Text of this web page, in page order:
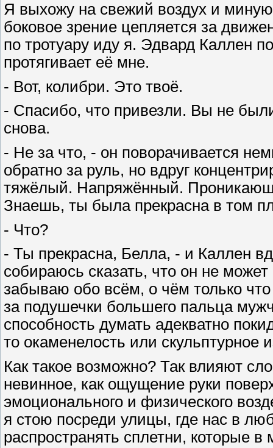
Я выхожу на свежий воздух и
боковое зрение цепляется за
по тротуару иду я. Эдвард Каллен
протягивает её мне.
- Вот, колибри. Это твоё.
- Спасибо, что привезли. Вы не
снова.
- Не за что, - он поворачивается
обратно за руль, но вдруг
тяжёлый. Напряжённый.
Знаешь, ты была прекрасна в том
- Что?
- Ты прекрасна, Белла, - и Каллен
собираюсь сказать, что он не
забываю обо всём, о чём только
за подушечки большего пальца
способность думать адекватно
то окаменелость или скульптурное
Как такое возможно? Так влияют
невинное, как ощущение руки
эмоционального и физического
я стою посреди улицы, где нас в
распространять сплетни, которые